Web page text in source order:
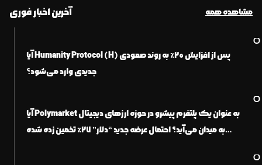
واژه‌نامه و اصطلاحات
قیمت ترون
آخرین اخبار فوری مشاهده همه
آیا Humanity Protocol (H) پس از افزایش ۲۰٪ به روند صعودی
جدیدی وارد می‌شود؟
آیا Polymarket به عنوان یک پلتفرم پیشرو در حوزه ارزهای دیجیتال
به میدان می‌آید؟ احتمال عرضه جدید “دلار” ۲۷٪ تخمین زده شده